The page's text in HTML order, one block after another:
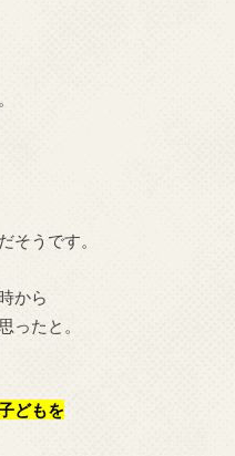
そうです。
から
ったと。
どもを